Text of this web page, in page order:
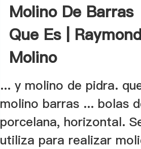
Molino De Barras
Que Es |
Molino
... y molino de pidra.
molino barras ... bolas
porcelana, horizontal.
utiliza para realizar